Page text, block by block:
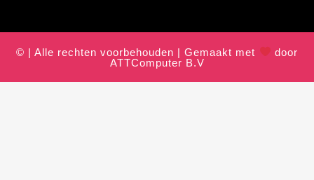
© | Alle rechten voorbehouden | Gemaakt met
door
ATTComputer B.V